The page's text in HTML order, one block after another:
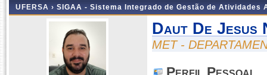
UFERSA › SIGAA - Sistema Integrado de Gestão de Atividades
Daut De Jesus
MET -